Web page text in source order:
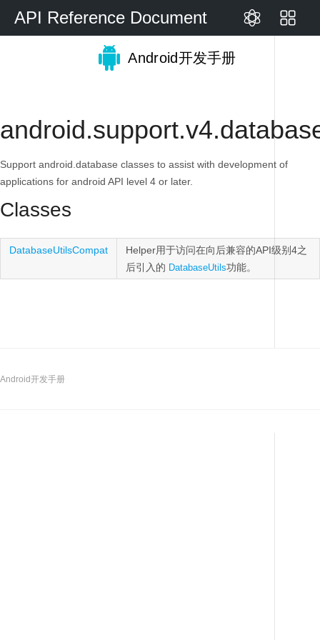
API Reference Document
Android开发手册
Support android.database classes to assist with development of
applications for android API level 4 or later.
Classes
DatabaseUtilsCompat
Helper用于访问在向后兼容的API级别4之
后引入的 DatabaseUtils功能。
Android开发手册